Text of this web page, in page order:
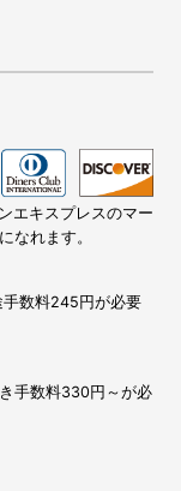
エキスプレスのマー
なれます。
数料245円が必要
手数料330円～が必